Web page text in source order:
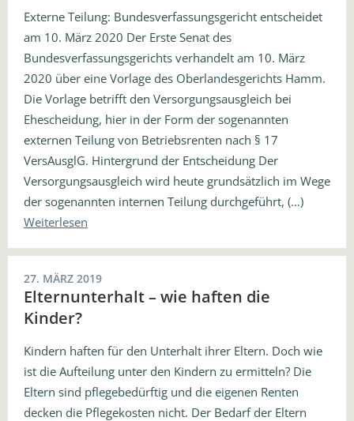
Externe Teilung: Bundesverfassungsgericht entscheidet
am 10. März 2020 Der Erste Senat des
Bundesverfassungsgerichts verhandelt am 10. März
2020 über eine Vorlage des Oberlandesgerichts Hamm.
Die Vorlage betrifft den Versorgungsausgleich bei
Ehescheidung, hier in der Form der sogenannten
externen Teilung von Betriebsrenten nach § 17
VersAusglG. Hintergrund der Entscheidung Der
Versorgungsausgleich wird heute grundsätzlich im Wege
der sogenannten internen Teilung durchgeführt, (…)
Weiterlesen
27. MÄRZ 2019
Elternunterhalt – wie haften die
Kinder?
Kindern haften für den Unterhalt ihrer Eltern. Doch wie
ist die Aufteilung unter den Kindern zu ermitteln? Die
Eltern sind pflegebedürftig und die eigenen Renten
decken die Pflegekosten nicht. Der Bedarf der Eltern